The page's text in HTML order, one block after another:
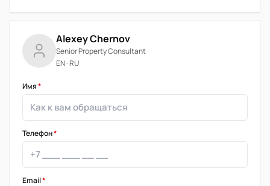
Alexey Chernov
Senior Property Consultant
EN · RU
Имя*
Телефон*
Email*